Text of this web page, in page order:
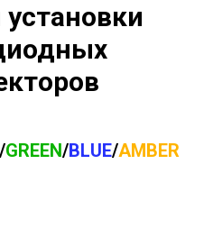
/GREEN/BLUE/AMBER